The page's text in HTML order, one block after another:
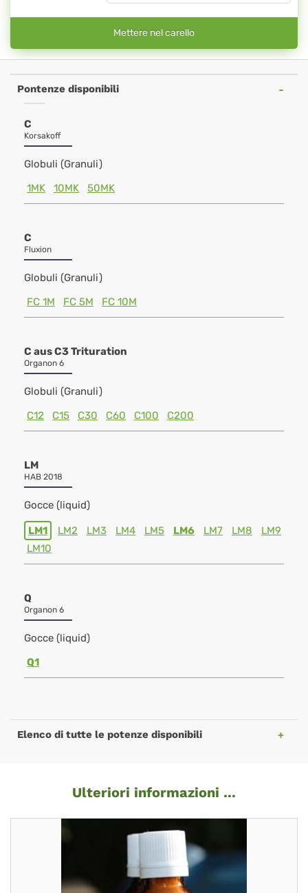
Mettere nel carello
Pontenze disponibili
C
Korsakoff
Globuli (Granuli)
1MK
10MK 50MK
C
Fluxion
Globuli (Granuli)
FC 1M
FC 5M FC 10M
C aus C3 Trituration
Organon 6
Globuli (Granuli)
C12
C15 C30 C60 C100 C200
LM
HAB 2018
Gocce (liquid)
LM1 LM2 LM3 LM4 LM5 LM6 LM7 LM8
LM9
LM10
Q
Organon 6
Gocce (liquid)
Q1
Elenco di tutte le potenze disponibili
Ulteriori informazioni ...